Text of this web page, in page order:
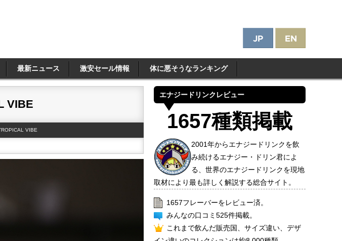
最新ニュース 激安セール情報 体に悪そうなランキング
VIBE
VIBE
エナジードリンクレビュー
1657種類掲載
2001年からエナジードリンクを飲
み続けるエナジー・ドリン君によ
る、世界のエナジードリンクを現地
取材により最も詳しく解説する総合サイト。
1657フレーバーをレビュー済。
みんなの口コミ525件掲載。
これまで飲んだ販売国、サイズ違い、デザ